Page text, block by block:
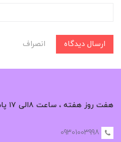
ارسال دیدگاه انصراف
هفت روز هفته ، ساعت ۸الی ۱۷ پاسخگوی شما هستیم
09301003998